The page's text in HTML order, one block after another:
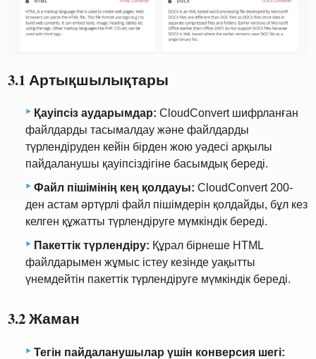
3.1 Артықшылықтары
Қауіпсіз аударымдар: CloudConvert шифрланған
файлдарды тасымалдау және файлдарды
түрлендіруден кейін бірден жою уәдесі арқылы
пайдаланушы қауіпсіздігіне басымдық береді.
Файл пішімінің кең қолдауы: CloudConvert 200-
ден астам әртүрлі файл пішімдерін қолдайды, бұл кез
келген құжатты түрлендіруге мүмкіндік береді.
Пакеттік түрлендіру: Құрал бірнеше HTML
файлдарымен жұмыс істеу кезінде уақытты
үнемдейтін пакеттік түрлендіруге мүмкіндік береді.
3.2 Жаман
Тегін пайдаланушылар үшін конверсия шегі: